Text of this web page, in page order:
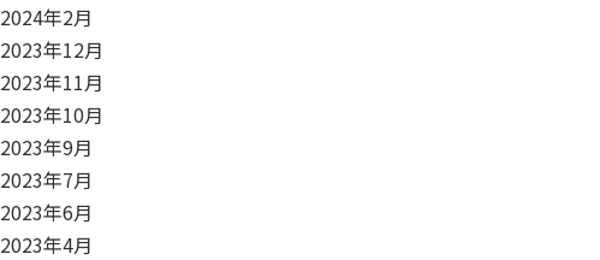
2024年2月
2023年12月
2023年11月
2023年10月
2023年9月
2023年7月
2023年6月
2023年4月